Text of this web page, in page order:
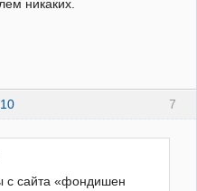
никаких.
7
с сайта «фондишен